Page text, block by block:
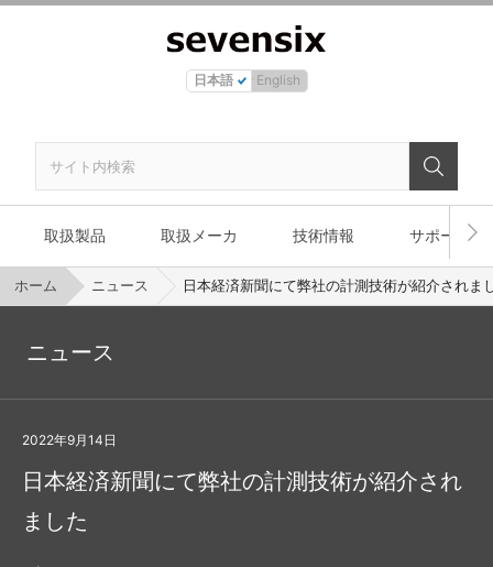
日本語 English
取扱製品 取扱メーカ 技術情報 サポート
ホーム ニュース 日本経済新聞にて弊社の計測技術が紹介されま
ニュース
日本経済新聞にて弊社の計測技術が紹介され
ました
2022年9月14日